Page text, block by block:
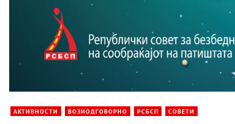
АКТИВНОСТИ ВОЗИОДГОВОРНО РСБСП СОВЕТИ